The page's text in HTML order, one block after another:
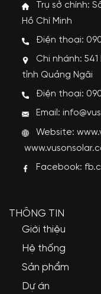
Trụ sở chính:
Hồ Chí Minh
Điện thoại:
Chi nhánh: 541
tỉnh Quảng Ngãi
Điện thoại: 090
Email:
Website:
Facebook:
THÔNG TIN
Giới thiệu
Hệ thống
Sản phẩm
Dự án